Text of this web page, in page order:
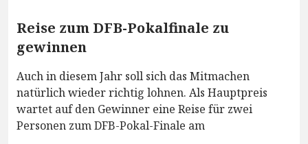
Reise zum DFB-Pokalfinale zu
gewinnen
Auch in diesem Jahr soll sich das Mitmachen
natürlich wieder richtig lohnen. Als Hauptpreis
wartet auf den Gewinner eine Reise für zwei
Personen zum DFB-Pokal-Finale am